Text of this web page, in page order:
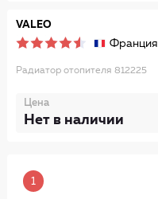
VALEO
Франция
Радиатор отопителя 812225
Цена
Нет в наличии
1